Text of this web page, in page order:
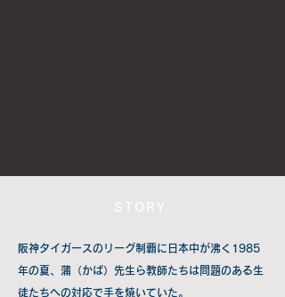
STORY
阪神タイガースのリーグ制覇に日本中が沸く1985
年の夏、蒲（かば）先生ら教師たちは問題のある生
徒たちへの対応で手を焼いていた。